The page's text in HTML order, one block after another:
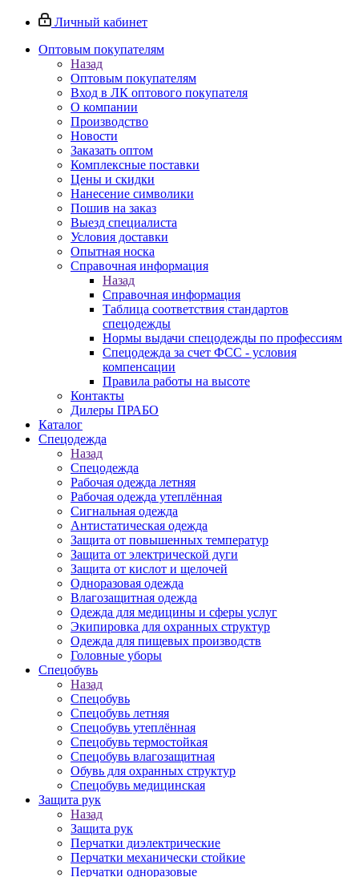
Личный кабинет
Оптовым покупателям
Назад
Оптовым покупателям
Вход в ЛК оптового покупателя
О компании
Производство
Новости
Заказать оптом
Комплексные поставки
Цены и скидки
Нанесение символики
Пошив на заказ
Выезд специалиста
Условия доставки
Опытная носка
Справочная информация
Назад
Справочная информация
Таблица соответствия стандартов
спецодежды
Нормы выдачи спецодежды по профессиям
Спецодежда за счет ФСС - условия
компенсации
Правила работы на высоте
Контакты
Дилеры ПРАБО
Каталог
Спецодежда
Назад
Спецодежда
Рабочая одежда летняя
Рабочая одежда утеплённая
Сигнальная одежда
Антистатическая одежда
Защита от повышенных температур
Защита от электрической дуги
Защита от кислот и щелочей
Одноразовая одежда
Влагозащитная одежда
Одежда для медицины и сферы услуг
Экипировка для охранных структур
Одежда для пищевых производств
Головные уборы
Спецобувь
Назад
Спецобувь
Спецобувь летняя
Спецобувь утеплённая
Спецобувь термостойкая
Спецобувь влагозащитная
Обувь для охранных структур
Спецобувь медицинская
Защита рук
Назад
Защита рук
Перчатки диэлектрические
Перчатки механически стойкие
Перчатки одноразовые